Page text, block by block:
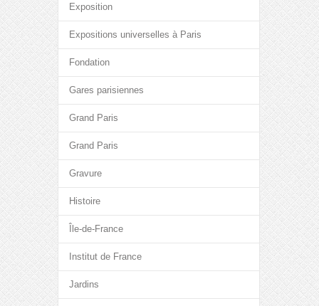
Exposition
Expositions universelles à Paris
Fondation
Gares parisiennes
Grand Paris
Grand Paris
Gravure
Histoire
Île-de-France
Institut de France
Jardins